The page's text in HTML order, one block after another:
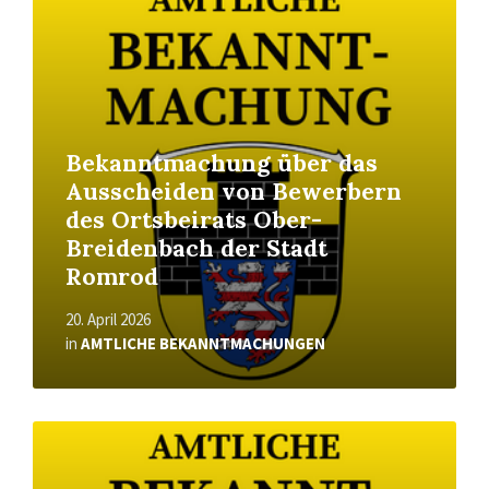
Bekanntmachung über das
Ausscheiden von Bewerbern
des Ortsbeirats Ober-
Breidenbach der Stadt
Romrod
20. April 2026
in AMTLICHE BEKANNTMACHUNGEN
Read